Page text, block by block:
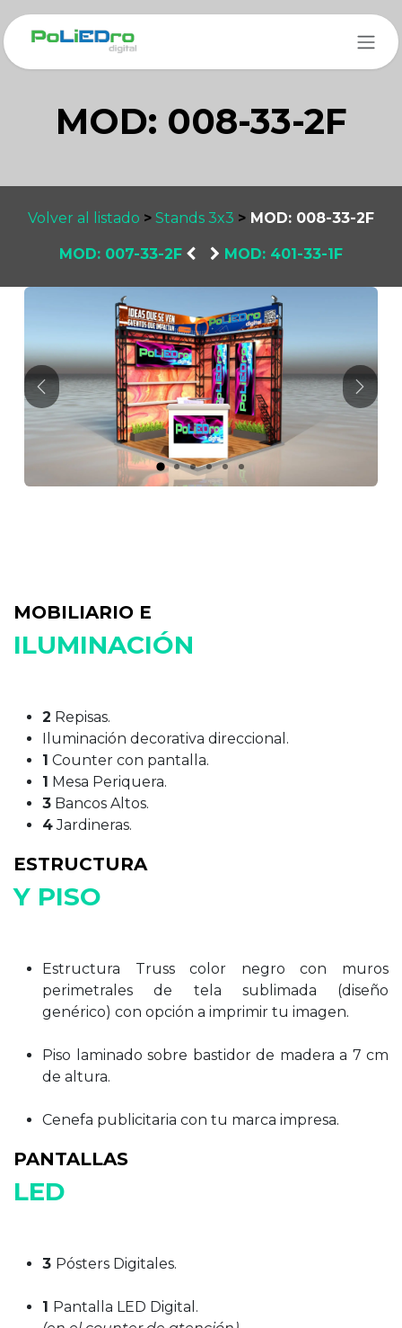
MOD: 008-33-2F
Volver al listado > Stands 3x3 > MOD: 008-33-2F
MOD: 007-33-2F MOD: 401-33-1F
Anterior
MOBILIARIO E
ILUMINACIÓN
2 Repisas.
Iluminación decorativa direccional.
1 Counter con pantalla.
1 Mesa Periquera.
3 Bancos Altos.
4​Jardineras.
ESTRUCTURA
Y PISO
Estructura Truss color negro con muros
perimetrales de tela sublimada (diseño
genérico) con opción a imprimir tu imagen.
Piso laminado sobre bastidor de madera a 7 cm
de altura.
Cenefa publicitaria con tu marca impresa.
PANTALLAS
LED
3 Pósters Digitales.
1 Pantalla LED Digital.